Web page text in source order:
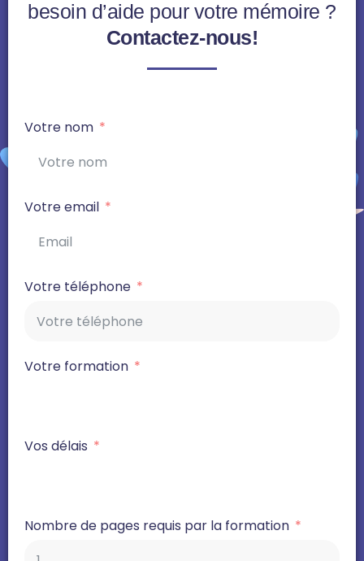
besoin d’aide pour votre mémoire ?
Contactez-nous!
Votre nom
Votre email
Votre téléphone
Votre formation
Vos délais
Nombre de pages requis par la formation